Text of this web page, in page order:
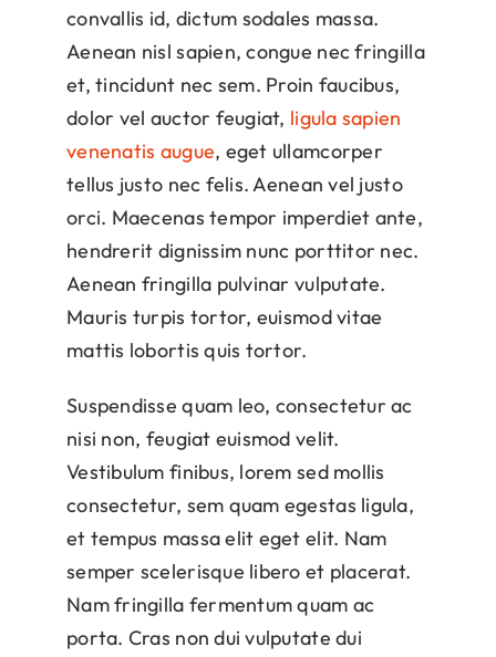
convallis id, dictum sodales massa.
Aenean nisl sapien, congue nec fringilla
et, tincidunt nec sem. Proin faucibus,
dolor vel auctor feugiat, ligula sapien
venenatis augue, eget ullamcorper
tellus justo nec felis. Aenean vel justo
orci. Maecenas tempor imperdiet ante,
hendrerit dignissim nunc porttitor nec.
Aenean fringilla pulvinar vulputate.
Mauris turpis tortor, euismod vitae
mattis lobortis quis tortor.
Suspendisse quam leo, consectetur ac
nisi non, feugiat euismod velit.
Vestibulum finibus, lorem sed mollis
consectetur, sem quam egestas ligula,
et tempus massa elit eget elit. Nam
semper scelerisque libero et placerat.
Nam fringilla fermentum quam ac
porta. Cras non dui vulputate dui